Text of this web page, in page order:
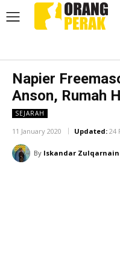
Napier
Anson, Rumah
SEJARAH
11 January 2020 Updated: 24
By Iskandar Zulqarnain